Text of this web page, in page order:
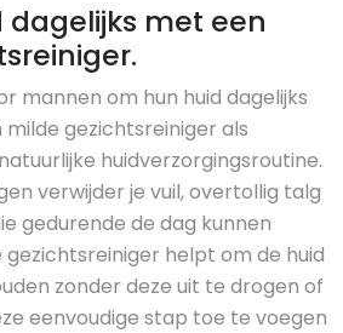
dagelijks met een
mannen om hun huid dagelijks
gezichtsreiniger als
huidverzorgingsroutine.
verwijder je vuil, overtollig talg
gedurende de dag kunnen
gezichtsreiniger helpt om de huid
zonder deze uit te drogen of
eenvoudige stap toe te voegen